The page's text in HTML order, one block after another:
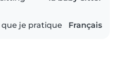
que je pratique Français